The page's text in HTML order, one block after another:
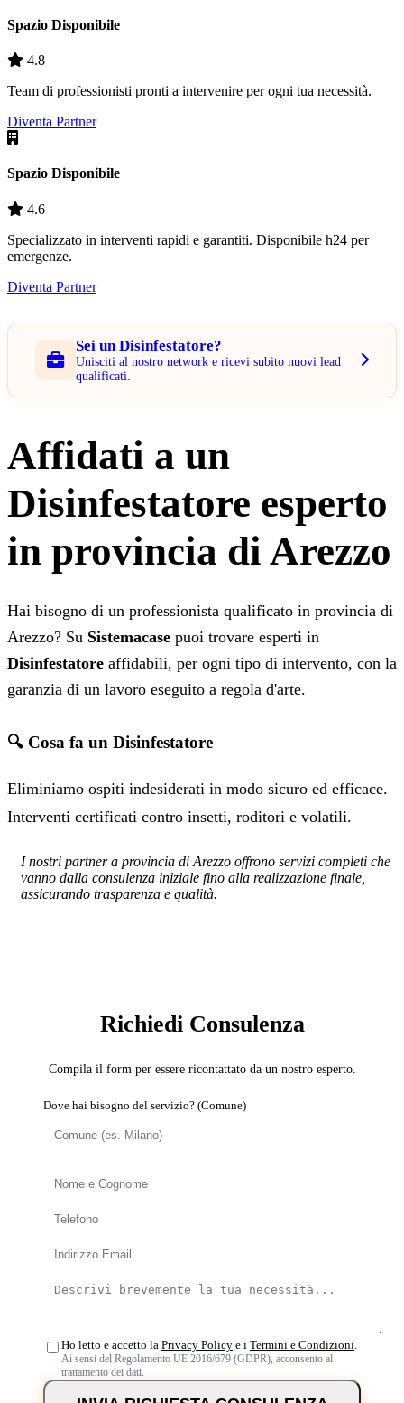
Spazio Disponibile
4.8
Team di professionisti pronti a intervenire per ogni tua necessità.
Diventa Partner
Spazio Disponibile
4.6
Specializzato in interventi rapidi e garantiti. Disponibile h24 per
emergenze.
Diventa Partner
Sei un Disinfestatore?
Unisciti al nostro network e ricevi subito nuovi lead
qualificati.
Affidati a un
Disinfestatore esperto
in provincia di Arezzo
Hai bisogno di un professionista qualificato in provincia di
Arezzo? Su Sistemacase puoi trovare esperti in
Disinfestatore affidabili, per ogni tipo di intervento, con la
garanzia di un lavoro eseguito a regola d'arte.
🔍 Cosa fa un Disinfestatore
Eliminiamo ospiti indesiderati in modo sicuro ed efficace.
Interventi certificati contro insetti, roditori e volatili.
I nostri partner a provincia di Arezzo offrono servizi completi che
vanno dalla consulenza iniziale fino alla realizzazione finale,
assicurando trasparenza e qualità.
Richiedi Consulenza
Compila il form per essere ricontattato da un nostro esperto.
Dove hai bisogno del servizio? (Comune)
Ho letto e accetto la Privacy Policy e i Termini e Condizioni
Ai sensi del Regolamento UE 2016/679 (GDPR), acconsento al
trattamento dei dati.